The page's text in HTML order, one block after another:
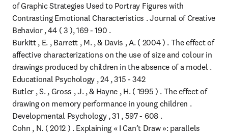
of Graphic Strategies Used to Portray Figures with
Contrasting Emotional Characteristics . Journal of Creative
Behavior , 44 ( 3 ), 169 - 190 .
Burkitt , E. , Barrett , M. , & Davis , A. ( 2004 ) . The effect of
affective characterizations on the use of size and colour in
drawings produced by children in the absence of a model .
Educational Psychology , 24 , 315 - 342
Butler , S. , Gross , J. , & Hayne , H. ( 1995 ) . The effect of
drawing on memory performance in young children .
Developmental Psychology , 31 , 597 - 608 .
Cohn , N. ( 2012 ) . Explaining « I Can’t Draw »: parallels